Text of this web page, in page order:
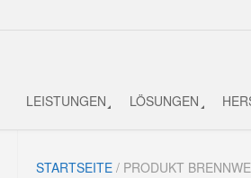
LEISTUNGEN LÖSUNGEN
STARTSEITE / PRODUKT